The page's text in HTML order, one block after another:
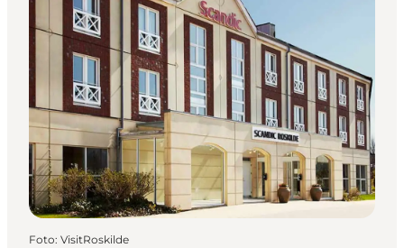
Foto: VisitRoskilde